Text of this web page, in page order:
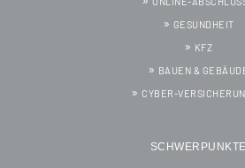
GESUNDHEIT
KFZ
BAUEN &
CYBER-
SCHWERPUNKTE